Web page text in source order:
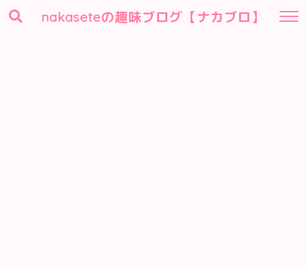
nakaseteの趣味ブログ【ナカブロ】